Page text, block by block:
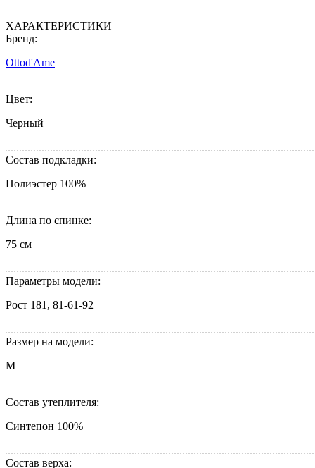
ХАРАКТЕРИСТИКИ
Бренд:
Ottod'Ame
Цвет:
Черный
Состав подкладки:
Полиэстер 100%
Длина по спинке:
75 см
Параметры модели:
Рост 181, 81-61-92
Размер на модели:
M
Состав утеплителя:
Синтепон 100%
Состав верха: